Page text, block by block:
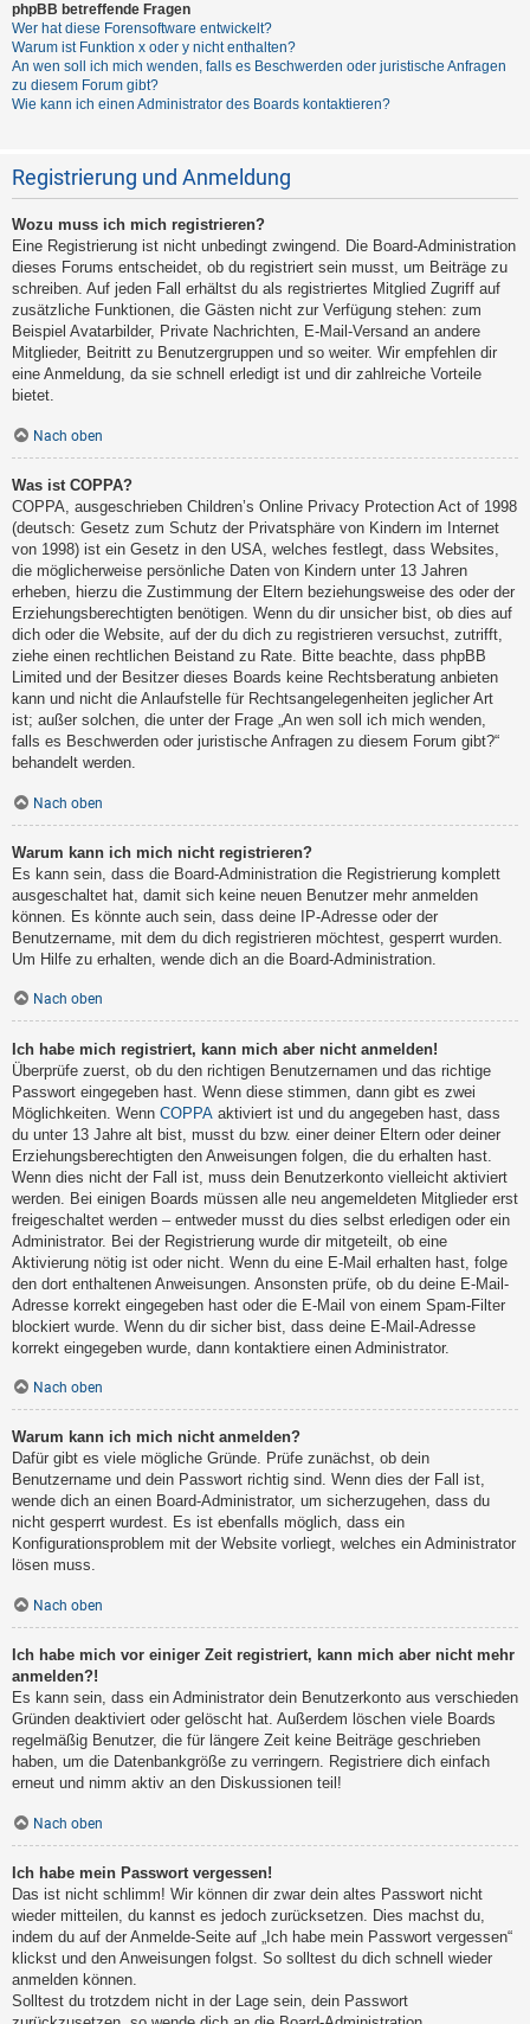
phpBB betreffende Fragen
Wer hat diese Forensoftware entwickelt?
Warum ist Funktion x oder y nicht enthalten?
An wen soll ich mich wenden, falls es Beschwerden oder juristische Anfragen
zu diesem Forum gibt?
Wie kann ich einen Administrator des Boards kontaktieren?
Registrierung und Anmeldung
Wozu muss ich mich registrieren?
Eine Registrierung ist nicht unbedingt zwingend. Die Board-Administration
dieses Forums entscheidet, ob du registriert sein musst, um Beiträge zu
schreiben. Auf jeden Fall erhältst du als registriertes Mitglied Zugriff auf
zusätzliche Funktionen, die Gästen nicht zur Verfügung stehen: zum
Beispiel Avatarbilder, Private Nachrichten, E-Mail-Versand an andere
Mitglieder, Beitritt zu Benutzergruppen und so weiter. Wir empfehlen dir
eine Anmeldung, da sie schnell erledigt ist und dir zahlreiche Vorteile
bietet.
Nach oben
Was ist COPPA?
COPPA, ausgeschrieben Children’s Online Privacy Protection Act of 1998
(deutsch: Gesetz zum Schutz der Privatsphäre von Kindern im Internet
von 1998) ist ein Gesetz in den USA, welches festlegt, dass Websites,
die möglicherweise persönliche Daten von Kindern unter 13 Jahren
erheben, hierzu die Zustimmung der Eltern beziehungsweise des oder der
Erziehungsberechtigten benötigen. Wenn du dir unsicher bist, ob dies auf
dich oder die Website, auf der du dich zu registrieren versuchst, zutrifft,
ziehe einen rechtlichen Beistand zu Rate. Bitte beachte, dass phpBB
Limited und der Besitzer dieses Boards keine Rechtsberatung anbieten
kann und nicht die Anlaufstelle für Rechtsangelegenheiten jeglicher Art
ist; außer solchen, die unter der Frage „An wen soll ich mich wenden,
falls es Beschwerden oder juristische Anfragen zu diesem Forum gibt?“
behandelt werden.
Nach oben
Warum kann ich mich nicht registrieren?
Es kann sein, dass die Board-Administration die Registrierung komplett
ausgeschaltet hat, damit sich keine neuen Benutzer mehr anmelden
können. Es könnte auch sein, dass deine IP-Adresse oder der
Benutzername, mit dem du dich registrieren möchtest, gesperrt wurden.
Um Hilfe zu erhalten, wende dich an die Board-Administration.
Nach oben
Ich habe mich registriert, kann mich aber nicht anmelden!
Überprüfe zuerst, ob du den richtigen Benutzernamen und das richtige
Passwort eingegeben hast. Wenn diese stimmen, dann gibt es zwei
Möglichkeiten. Wenn COPPA aktiviert ist und du angegeben hast, dass
du unter 13 Jahre alt bist, musst du bzw. einer deiner Eltern oder deiner
Erziehungsberechtigten den Anweisungen folgen, die du erhalten hast.
Wenn dies nicht der Fall ist, muss dein Benutzerkonto vielleicht aktiviert
werden. Bei einigen Boards müssen alle neu angemeldeten Mitglieder erst
freigeschaltet werden – entweder musst du dies selbst erledigen oder ein
Administrator. Bei der Registrierung wurde dir mitgeteilt, ob eine
Aktivierung nötig ist oder nicht. Wenn du eine E-Mail erhalten hast, folge
den dort enthaltenen Anweisungen. Ansonsten prüfe, ob du deine E-Mail-
Adresse korrekt eingegeben hast oder die E-Mail von einem Spam-Filter
blockiert wurde. Wenn du dir sicher bist, dass deine E-Mail-Adresse
korrekt eingegeben wurde, dann kontaktiere einen Administrator.
Nach oben
Warum kann ich mich nicht anmelden?
Dafür gibt es viele mögliche Gründe. Prüfe zunächst, ob dein
Benutzername und dein Passwort richtig sind. Wenn dies der Fall ist,
wende dich an einen Board-Administrator, um sicherzugehen, dass du
nicht gesperrt wurdest. Es ist ebenfalls möglich, dass ein
Konfigurationsproblem mit der Website vorliegt, welches ein Administrator
lösen muss.
Nach oben
Ich habe mich vor einiger Zeit registriert, kann mich aber nicht mehr
anmelden?!
Es kann sein, dass ein Administrator dein Benutzerkonto aus verschieden
Gründen deaktiviert oder gelöscht hat. Außerdem löschen viele Boards
regelmäßig Benutzer, die für längere Zeit keine Beiträge geschrieben
haben, um die Datenbankgröße zu verringern. Registriere dich einfach
erneut und nimm aktiv an den Diskussionen teil!
Nach oben
Ich habe mein Passwort vergessen!
Das ist nicht schlimm! Wir können dir zwar dein altes Passwort nicht
wieder mitteilen, du kannst es jedoch zurücksetzen. Dies machst du,
indem du auf der Anmelde-Seite auf „Ich habe mein Passwort vergessen“
klickst und den Anweisungen folgst. So solltest du dich schnell wieder
anmelden können.
Solltest du trotzdem nicht in der Lage sein, dein Passwort